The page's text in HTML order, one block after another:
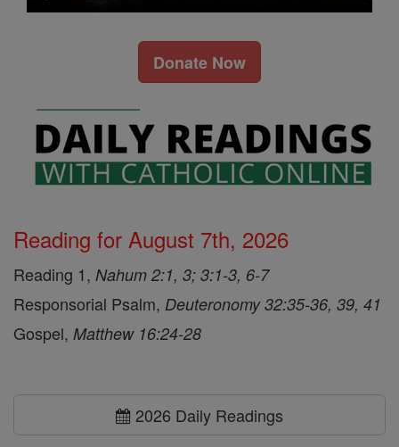
Donate Now
Reading for August 7th, 2026
Reading 1, Nahum 2:1, 3; 3:1-3, 6-7
Responsorial Psalm, Deuteronomy 32:35-36, 39, 41
Gospel, Matthew 16:24-28
2026 Daily Readings